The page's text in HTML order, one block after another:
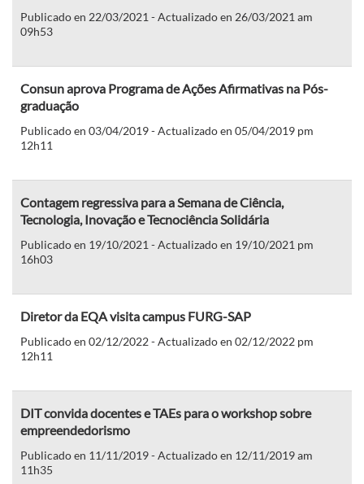
Publicado en 22/03/2021 - Actualizado en 26/03/2021 am
09h53
Consun aprova Programa de Ações Afirmativas na Pós-
graduação
Publicado en 03/04/2019 - Actualizado en 05/04/2019 pm
12h11
Contagem regressiva para a Semana de Ciência,
Tecnologia, Inovação e Tecnociência Solidária
Publicado en 19/10/2021 - Actualizado en 19/10/2021 pm
16h03
Diretor da EQA visita campus FURG-SAP
Publicado en 02/12/2022 - Actualizado en 02/12/2022 pm
12h11
DIT convida docentes e TAEs para o workshop sobre
empreendedorismo
Publicado en 11/11/2019 - Actualizado en 12/11/2019 am
11h35